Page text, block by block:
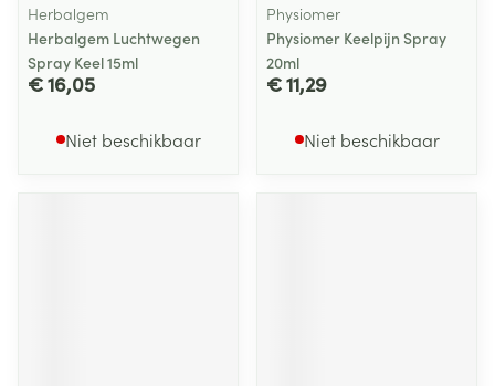
Herbalgem
Herbalgem Luchtwegen
Spray Keel 15ml
€ 16,05
Niet beschikbaar
Physiomer
Physiomer Keelpijn Spray
20ml
€ 11,29
Niet beschikbaar